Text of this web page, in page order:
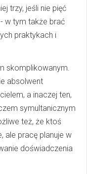
trzy, jeśli nie pięć
w tym także brać
praktykach i
skomplikowanym.
absolwent
a inaczej ten,
symultanicznym
też, że ktoś
ale pracę planuje w
doświadczenia